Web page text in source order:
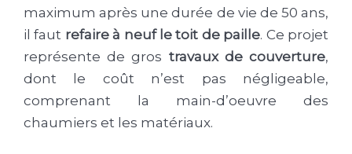
maximum après une durée de vie de 50 ans,
il faut refaire à neuf le toit de paille. Ce projet
représente de gros travaux de couverture,
dont le coût n’est pas négligeable,
comprenant la main-d’oeuvre des
chaumiers et les matériaux.